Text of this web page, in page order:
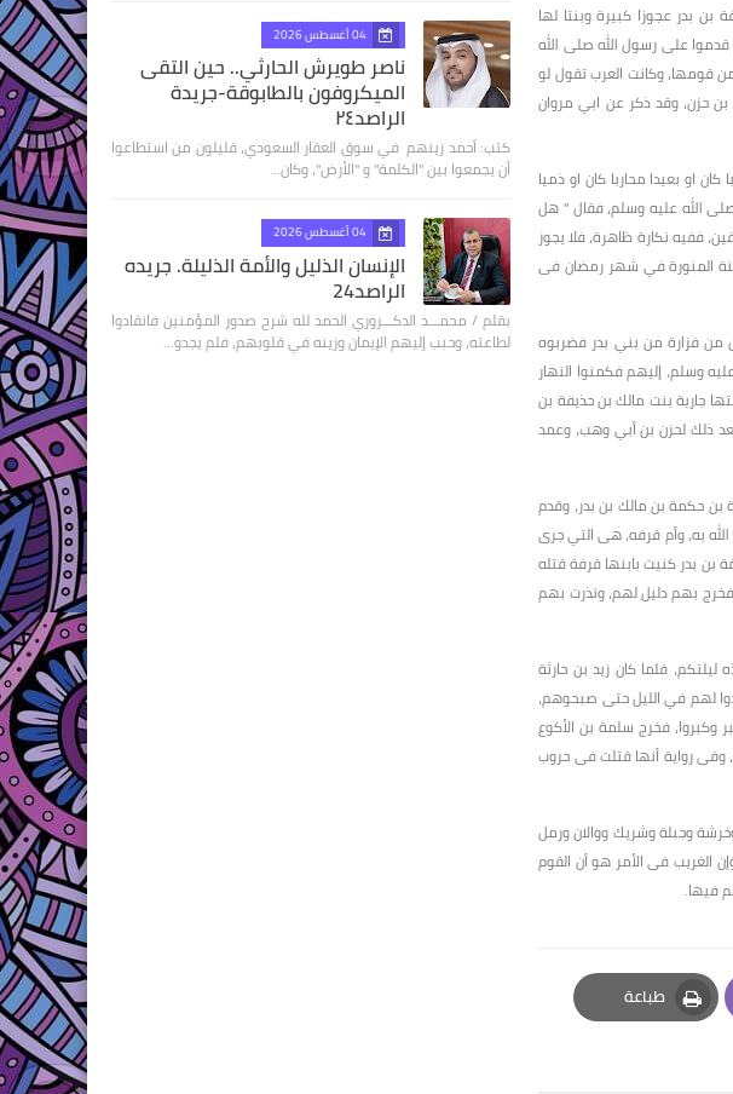
بدر عجوزا كبيرة وبنتا لها
قدموا على رسول الله صلى الله
قومها، وكانت العرب تقول لو
حزن، وقد ذكر عن ابي مروان
او بعيدا محاربا كان او ذميا
الله عليه وسلم، فقال " هل
ففيه نكارة ظاهرة، فلا يجوز
المنورة في شهر رمضان فى
من فزارة من بني بدر فضربوه
وسلم، إليهم فكمنوا النهار
جارية بنت مالك بن حذيفة بن
ذلك لحزن بن أبي وهب، وعمد
بن حكمة بن مالك بن بدر، وقدم
به، وأم قرفه، هى التي جرى
بدر كنيت بابنها قرفة قتله
فخرج بهم دليل لهم، ونذرت بهم
فلما كان زيد بن حارثة
لهم في الليل حتى صبحوهم،
وكبروا، فخرج سلمة بن الأكوع
وفى رواية أنها قتلت فى حروب
وجبلة وشريك ووالان ورمل
الغريب فى الأمر هو أن القوم
فيها.
طباعة
Print
04 أغسطس 2026
ناصر طويرش الحارثي.. حين التقى
الميكروفون بالطابوقة-جريدة
الراصد٢٤
كتب: أحمد زينهم في سوق العقار السعودي، قليلون من استطاعوا
أن يجمعوا بين "الكلمة" و "الأرض"، وكان…
04 أغسطس 2026
الإنسان الذليل والأمة الذليلة. جريده
الراصد24
بقلم / محمـــد الدكـــروري الحمد لله شرح صدور المؤمنين فانقادوا
لطاعته، وحبب إليهم الإيمان وزينه في قلوبهم، فلم يجدو…